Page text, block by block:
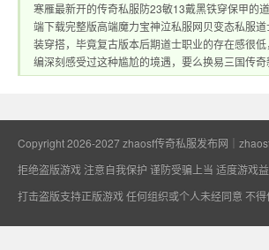
布网｜zhaosf.com
寒雁最新开的传奇私服防23敏13戴黑铁穿保甲的
端下载完整版高端魔力宝神泣私服网贝变态私服
装穿搭，毕竟复古版本后期道士职业的存在感很
编深刻感受过这种尴尬的境遇，要么换易三国传
Copyright 2026-2027zhaosf传奇私服发布网｜
拒绝盗版游戏 注意自我保护 谨防受骗上当 适度游戏
打击盗版支持正版游戏 任何组织或个人未经同意 不